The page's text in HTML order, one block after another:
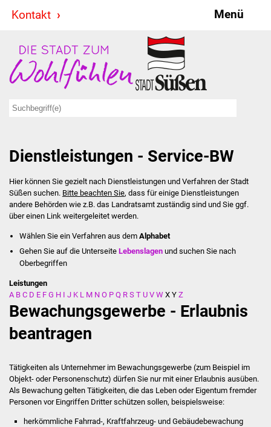
Kontakt Menü
Stadt & Politik
Bürgermeister
Ausschüsse
Ratsinformationssystem
Jugendbeirat
Summerrockfestival
Stadtverwaltung
Stellenangebote
Dienstleistungen - Service-BW
Hier können Sie gezielt nach Dienstleistungen und Verfahren der Stadt
Süßen suchen. Bitte beachten Sie, dass für einige Dienstleistungen
andere Behörden wie z.B. das Landratsamt zuständig sind und Sie ggf.
über einen Link weitergeleitet werden.
Wählen Sie ein Verfahren aus dem Alphabet
Gehen Sie auf die UnterseiteLebenslagen und suchen Sie nach
Oberbegriffen
Leistungen
A B C D E F G H I J K L M N O P Q R S T U V W X Y Z
Bewachungsgewerbe - Erlaubnis
beantragen
Tätigkeiten als Unternehmer im Bewachungsgewerbe (zum Beispiel im
Objekt- oder Personenschutz) dürfen Sie nur mit einer Erlaubnis ausüben.
Als Bewachung gelten Tätigkeiten, die das Leben oder Eigentum fremder
Personen vor Eingriffen Dritter schützen sollen, beispielsweise:
herkömmliche Fahrrad-, Kraftfahrzeug- und Gebäudebewachung